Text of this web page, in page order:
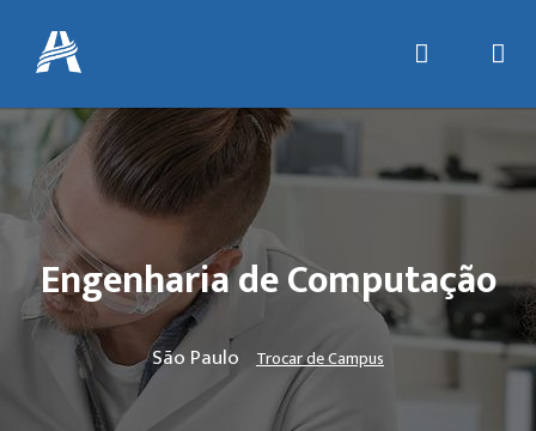
Engenharia de Computação
São Paulo Trocar de Campus